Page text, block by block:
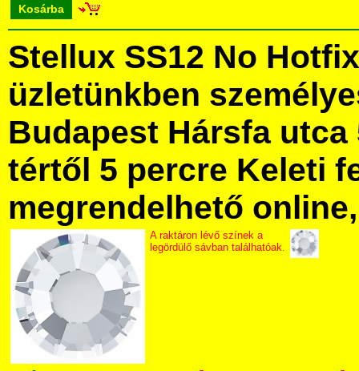
Kosárba
Stellux SS12 No
üzletünkben
Budapest Hársfa utca
tértől 5 percre Keleti
megrendelhető
A raktáron lévő színek a
legördülő sávban találhatóak.